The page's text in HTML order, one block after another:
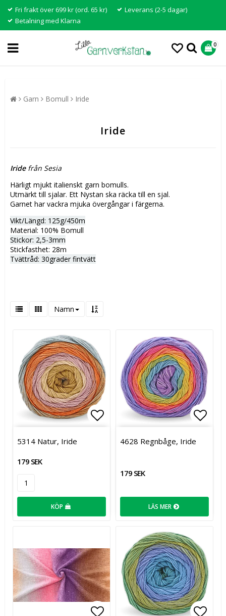
Fri frakt över 699 kr (ord. 65 kr)
Leverans (2-5 dagar)
Betalning med Klarna
0
Garn Bomull Iride
Iride
Iridefrån Sesia
Härligt mjukt italienskt garn bomulls.
Utmärkt till sjalar. Ett Nystan ska räcka till en sjal.
Garnet har vackra mjuka övergångar i färgerna.
Vikt/Längd: 125g/450m
Material: 100% Bomull
Stickor: 2,5-3mm
Stickfasthet: 28m
Tvättråd: 30grader fintvätt
Namn
Lägg till i favoritlistan
5314 Natur, Iride
179 SEK
KÖP
4628 Regnbåge, Iride
179 SEK
LÄS MER